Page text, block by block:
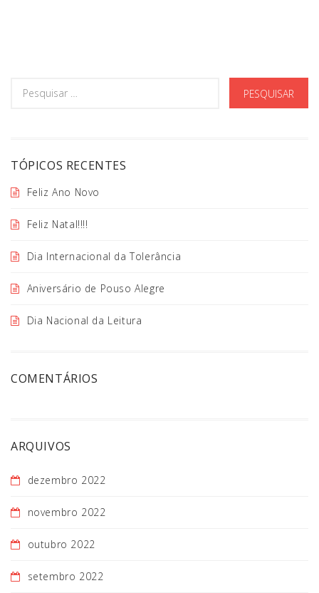
TÓPICOS RECENTES
Feliz Ano Novo
Feliz Natal!!!!
Dia Internacional da Tolerância
Aniversário de Pouso Alegre
Dia Nacional da Leitura
COMENTÁRIOS
ARQUIVOS
dezembro 2022
novembro 2022
outubro 2022
setembro 2022